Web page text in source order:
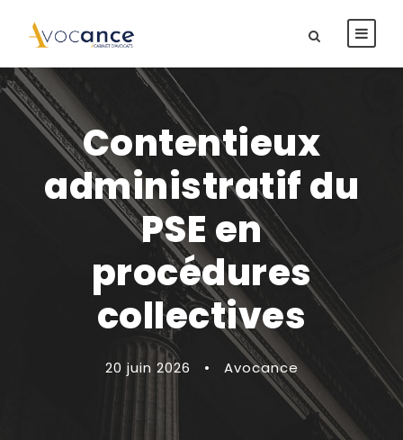
Contentieux
administratif du
PSE en
procédures
collectives
20 juin 2026 • Avocance